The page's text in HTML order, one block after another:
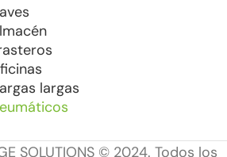
largas
SOLUTIONS © 2024. Todos los